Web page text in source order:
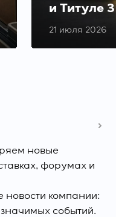
21 июля 2026
и Титуле 3
новые
форумах и
новости компании:
событий.